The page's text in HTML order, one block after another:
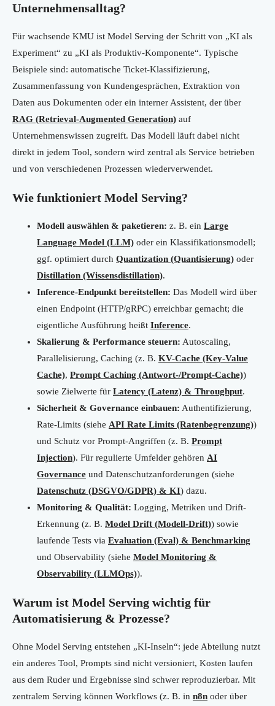
Unternehmensalltag?
Für wachsende KMU ist Model Serving der Schritt von „KI als
Experiment“ zu „KI als Produktiv-Komponente“. Typische
Beispiele sind: automatische Ticket-Klassifizierung,
Zusammenfassung von Kundengesprächen, Extraktion von
Daten aus Dokumenten oder ein interner Assistent, der über
RAG (Retrieval-Augmented Generation) auf
Unternehmenswissen zugreift. Das Modell läuft dabei nicht
direkt in jedem Tool, sondern wird zentral als Service betrieben
und von verschiedenen Prozessen wiederverwendet.
Wie funktioniert Model Serving?
Modell auswählen & paketieren: z. B. ein Large
Language Model (LLM) oder ein Klassifikationsmodell;
ggf. optimiert durch Quantization (Quantisierung) oder
Distillation (Wissensdistillation).
Inference-Endpunkt bereitstellen: Das Modell wird über
einen Endpoint (HTTP/gRPC) erreichbar gemacht; die
eigentliche Ausführung heißt Inference.
Skalierung & Performance steuern: Autoscaling,
Parallelisierung, Caching (z. B. KV-Cache (Key-Value
Cache), Prompt Caching (Antwort-/Prompt-Cache))
sowie Zielwerte für Latency (Latenz) & Throughput.
Sicherheit & Governance einbauen: Authentifizierung,
Rate-Limits (siehe API Rate Limits (Ratenbegrenzung))
und Schutz vor Prompt-Angriffen (z. B. Prompt
Injection). Für regulierte Umfelder gehören AI
Governance und Datenschutzanforderungen (siehe
Datenschutz (DSGVO/GDPR) & KI) dazu.
Monitoring & Qualität: Logging, Metriken und Drift-
Erkennung (z. B. Model Drift (Modell-Drift)) sowie
laufende Tests via Evaluation (Eval) & Benchmarking
und Observability (siehe Model Monitoring &
Observability (LLMOps)).
Warum ist Model Serving wichtig für
Automatisierung & Prozesse?
Ohne Model Serving entstehen „KI-Inseln“: jede Abteilung nutzt
ein anderes Tool, Prompts sind nicht versioniert, Kosten laufen
aus dem Ruder und Ergebnisse sind schwer reproduzierbar. Mit
zentralem Serving können Workflows (z. B. in n8n oder über